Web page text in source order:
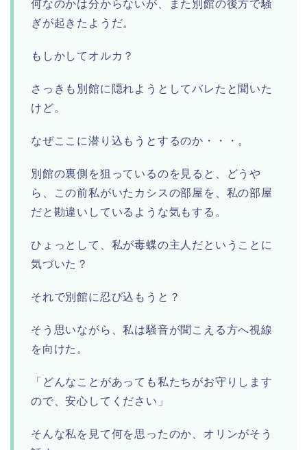
何なのかは分からないが、また別館の後方で騒
ぎが起きたようだ。
もしかしてオルカ？
さっきも別館に隠れようとしてバレたと聞いた
けど。
なぜここに潜り込もうとするのか・・・。
別館の裏側を狙っているのを見ると、どうや
ら、この前私がいたカシスの部屋を、私の部屋
だと勘違いしているような気もする。
ひょっとして、私が毒蝶の主人だということに
気づいた？
それで別館に忍び込もうと？
そう思いながら、私は騒音が聞こえる方へ視線
を向けた。
「どんなことがあっても私たちがお守りします
ので、安心してください」
そんな私を見て何を思ったのか、オリンがそう